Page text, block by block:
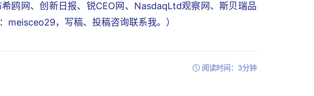
鸥网、创新日报、锐CEO网、NasdaqLtd观察网、斯贝瑞品
meisceo29，写稿、投稿咨询联系我。）
阅读时间：3分钟